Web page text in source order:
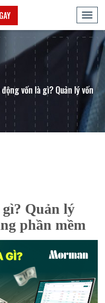
động vốn là gì? Quản lý vốn
Quản lý
phần mềm